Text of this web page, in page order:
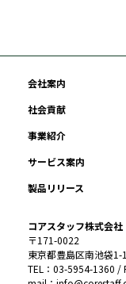
会社案内
社会貢献
事業紹介
サービス案内
製品リリース
コアスタッフ株式会社
〒171-0022
東京都豊島区南池袋
TEL：03-5954-1360 /